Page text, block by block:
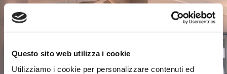
Questo sito web utilizza i cookie
Utilizziamo i cookie per personalizzare contenuti ed